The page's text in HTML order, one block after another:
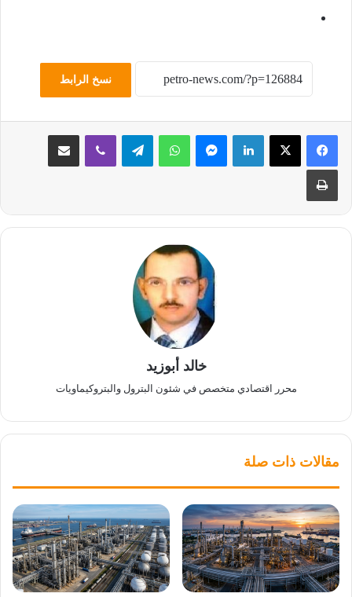
نسخ الرابط
لينكدإن ماسنجر واتساب تيلقرام ڤايبر مشاركة عبر البريد
طباعة
خالد أبوزيد
محرر اقتصادي متخصص في شئون البترول والبتروكيماويات
مقالات ذات صلة